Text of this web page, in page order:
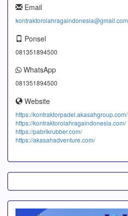
Email
kontraktorolahragaindonesia@gmail.com
Ponsel
081351894500
WhatsApp
081351894500
Website
https://kontraktorpadel.akasahgroup.com/
https://kontraktorolahragaindonesia.com/
https://pabrikrubber.com/
https://akasahadventure.com/